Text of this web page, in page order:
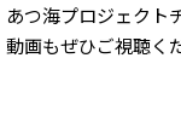
あつ海プロジェクト
動画もぜひご視聴く